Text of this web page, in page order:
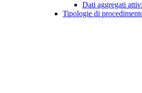
Dati aggregati
Tipologie di